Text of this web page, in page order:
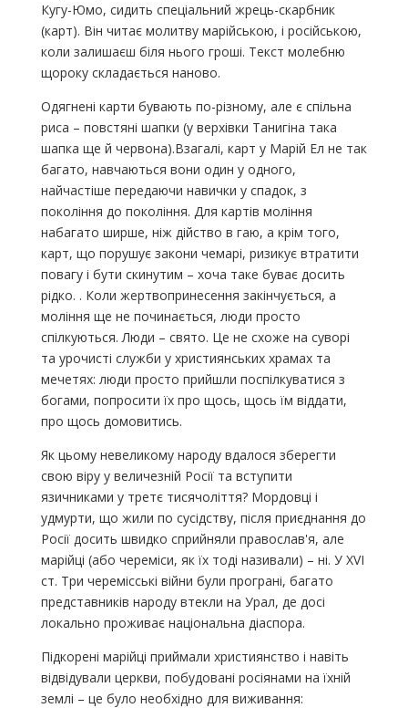
Кугу-Юмо, сидить спеціальний жрець-скарбник
(карт). Він читає молитву марійською, і російською,
коли залишаєш біля нього гроші. Текст молебню
щороку складається наново.
Одягнені карти бувають по-різному, але є спільна
риса – повстяні шапки (у верхівки Танигіна така
шапка ще й червона).Взагалі, карт у Марій Ел не так
багато, навчаються вони один у одного,
найчастіше передаючи навички у спадок, з
покоління до покоління. Для картів моління
набагато ширше, ніж дійство в гаю, а крім того,
карт, що порушує закони чемарі, ризикує втратити
повагу і бути скинутим – хоча таке буває досить
рідко. . Коли жертвопринесення закінчується, а
моління ще не починається, люди просто
спілкуються. Люди – свято. Це не схоже на суворі
та урочисті служби у християнських храмах та
мечетях: люди просто прийшли поспілкуватися з
богами, попросити їх про щось, щось їм віддати,
про щось домовитись.
Як цьому невеликому народу вдалося зберегти
свою віру у величезній Росії та вступити
язичниками у третє тисячоліття? Мордовці і
удмурти, що жили по сусідству, після приєднання до
Росії досить швидко сприйняли православ'я, але
марійці (або череміси, як їх тоді називали) – ні. У XVI
ст. Три черемісські війни були програні, багато
представників народу втекли на Урал, де досі
локально проживає національна діаспора.
Підкорені марійці приймали християнство і навіть
відвідували церкви, побудовані росіянами на їхній
землі – це було необхідно для виживання: